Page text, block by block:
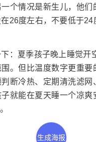
个情况是新生儿，他们
26度左右，不要低于24
夏季孩子晚上睡觉开
。但比温度数字更重要
断冷热、定期清洗滤网
就能在夏天睡一个凉爽
生成海报